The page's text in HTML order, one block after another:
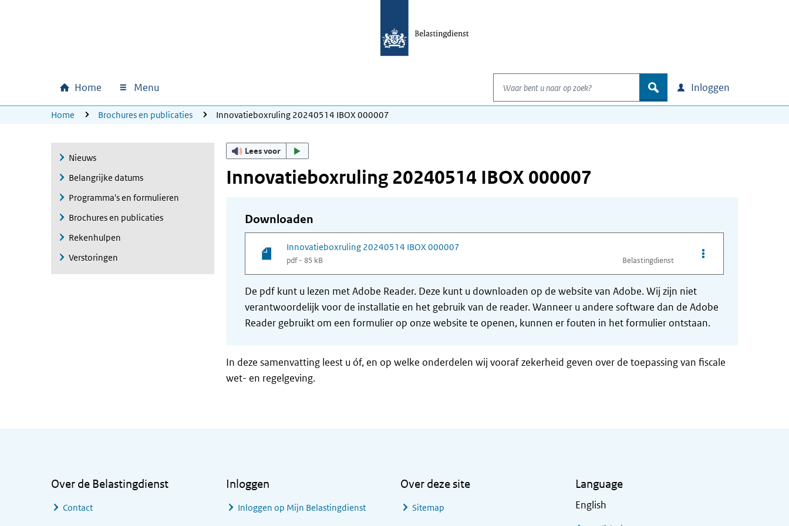
Hoofdnavigatie
Home Menu
Waar bent u naar op zoek?
zoek Inloggen
U bevindt zich hier:
Home Brochures en publicaties Innovatieboxruling 20240514 IBOX 000007
Nieuws
Belangrijke datums
Programma's en formulieren
Brochures en publicaties
Rekenhulpen
Verstoringen
Lees voor
Innovatieboxruling 20240514 IBOX 000007
Downloaden
Innovatieboxruling 20240514 IBOX 000007
pdf - 85 kB Belastingdienst
Opties van bestand
De pdf kunt u lezen met Adobe Reader. Deze kunt u downloaden op de website van Adobe. Wij zijn niet
verantwoordelijk voor de installatie en het gebruik van de reader. Wanneer u andere software dan de Adobe
Reader gebruikt om een formulier op onze website te openen, kunnen er fouten in het formulier ontstaan.
In deze samenvatting leest u óf, en op welke onderdelen wij vooraf zekerheid geven over de toepassing van fiscale
wet- en regelgeving.
Over de Belastingdienst
Contact
Inloggen
Inloggen op Mijn Belastingdienst
Over deze site
Sitemap
Language
English